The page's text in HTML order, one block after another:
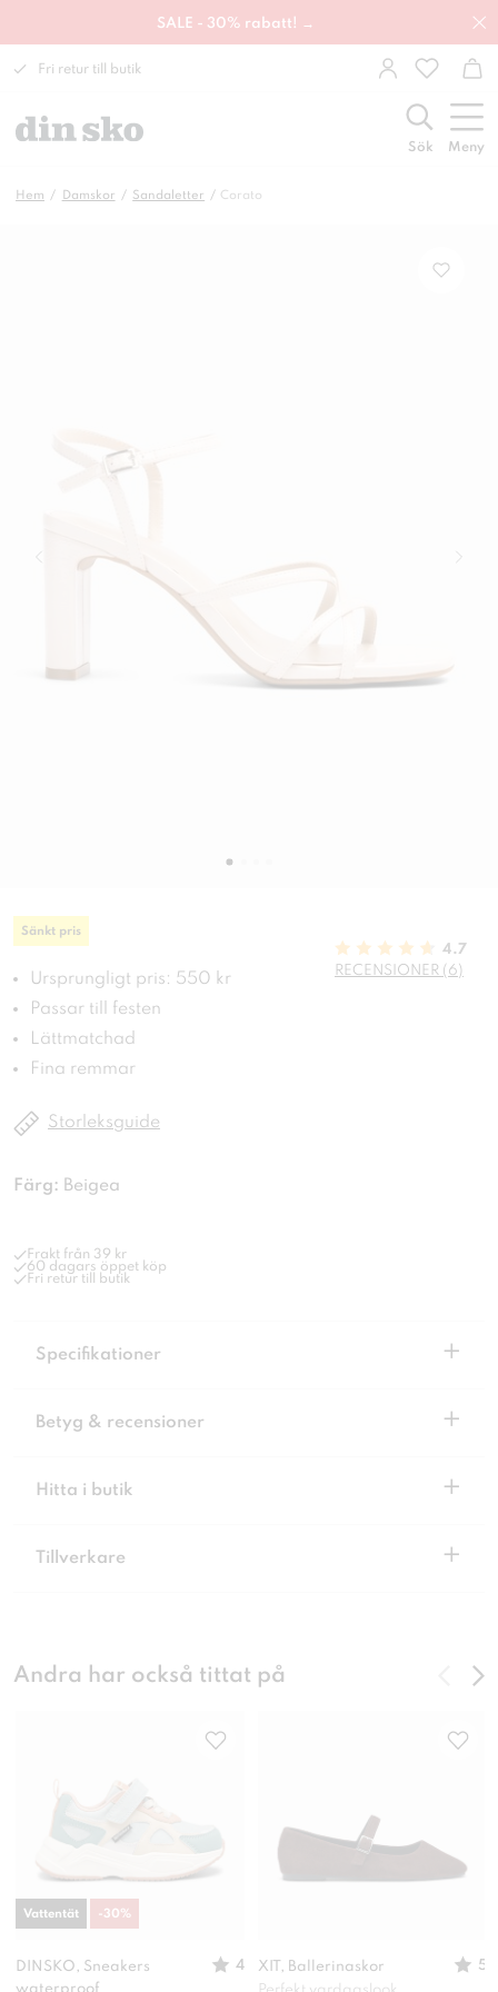
SALE - 30% rabatt! →
Fri retur till butik
Sök Meny
Hem Damskor Sandaletter Corato
Sänkt pris
Ursprungligt pris: 550 kr
Passar till festen
Lättmatchad
Fina remmar
4.7
RECENSIONER (6)
Storleksguide
Färg: Beigea
Frakt från 39 kr
60 dagars öppet köp
Fri retur till butik
Specifikationer +
Betyg & recensioner +
Hitta i butik +
Tillverkare +
Andra har också tittat på
DINSKO, Sneakers
4
Vattentät -30%
XIT, Ballerinaskor
5